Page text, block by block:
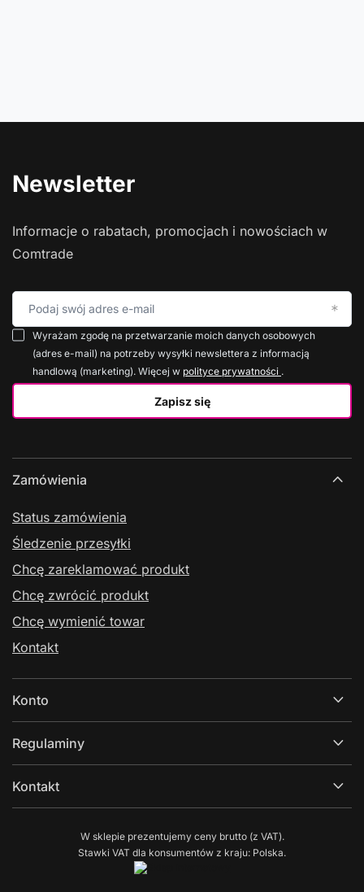
Newsletter
Informacje o rabatach, promocjach i nowościach w
Comtrade
Podaj swój adres e-mail
Zapisz się
Wyrażam zgodę na przetwarzanie moich danych osobowych
(adres e-mail) na potrzeby wysyłki newslettera z informacją
handlową (marketing). Więcej w polityce prywatności .
Zamówienia
Status zamówienia
Śledzenie przesyłki
Chcę zareklamować produkt
Chcę zwrócić produkt
Chcę wymienić towar
Kontakt
Konto
Regulaminy
Kontakt
W sklepie prezentujemy ceny brutto (z VAT).
Stawki VAT dla konsumentów z kraju: Polska.